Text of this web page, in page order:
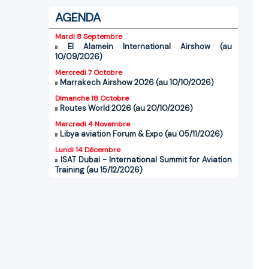
AGENDA
Mardi 8 Septembre
El Alamein International Airshow (au
10/09/2026)
Mercredi 7 Octobre
Marrakech Airshow 2026 (au 10/10/2026)
Dimanche 18 Octobre
Routes World 2026 (au 20/10/2026)
Mercredi 4 Novembre
Libya aviation Forum & Expo (au 05/11/2026)
Lundi 14 Décembre
ISAT Dubai - International Summit for Aviation
Training (au 15/12/2026)